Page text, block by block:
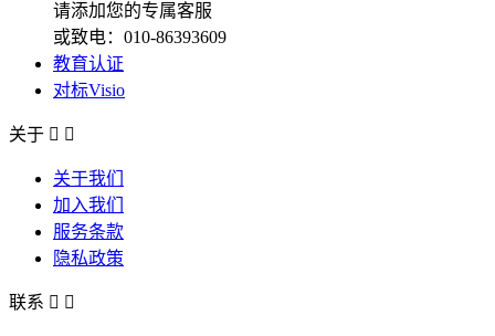
请添加您的专属客服
或致电：010-86393609
教育认证
对标Visio
关于  
关于我们
加入我们
服务条款
隐私政策
联系  